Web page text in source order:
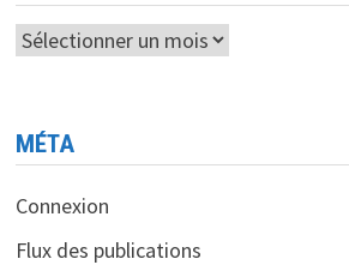
Archives
MÉTA
Connexion
Flux des publications